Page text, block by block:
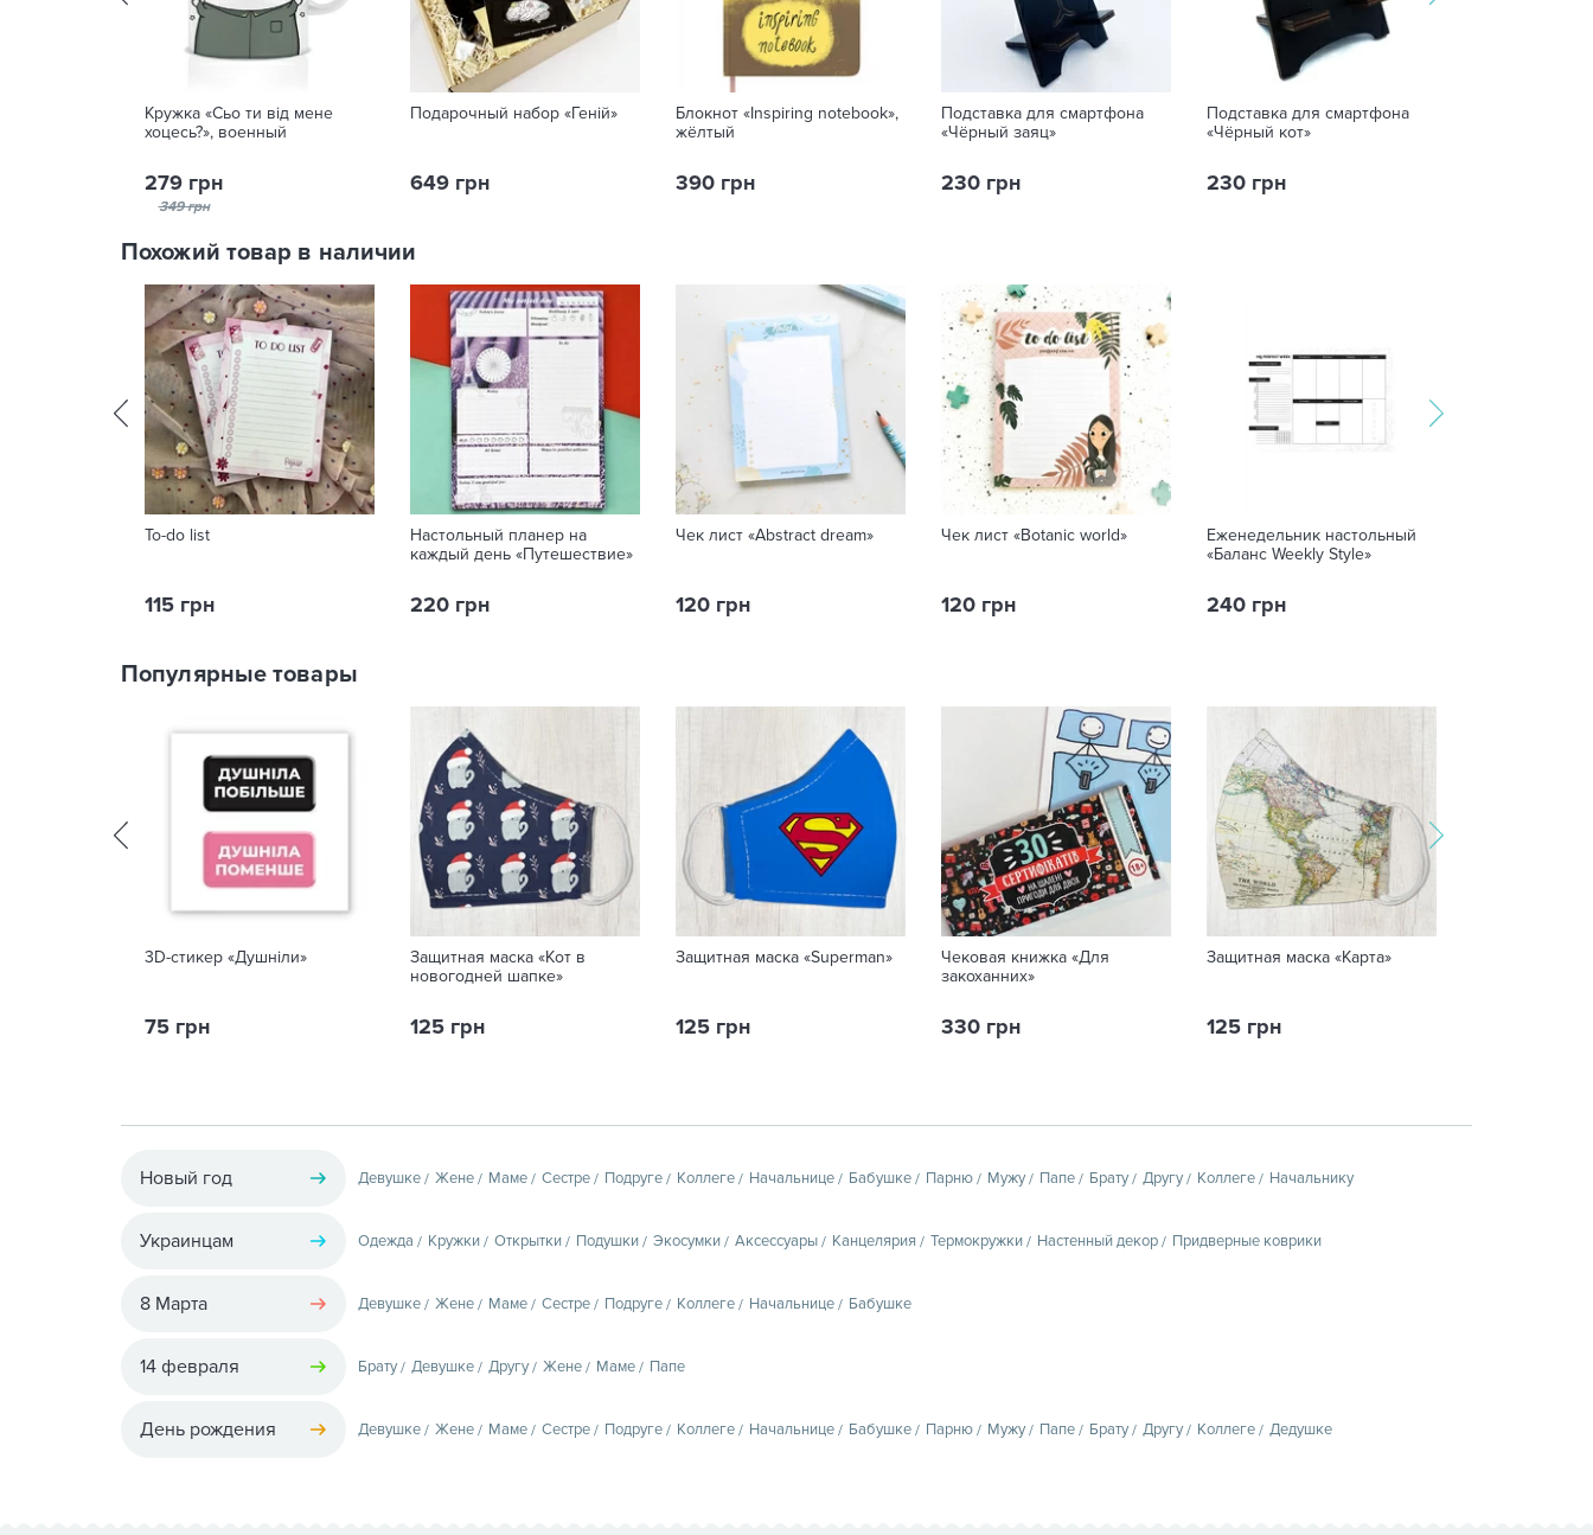
Кружка «Сьо ти від мене
хоцесь?», военный
279 грн
349 грн
Подарочный набор «Геній»
649 грн
Блокнот «Inspiring notebook»,
жёлтый
390 грн
Подставка для смартфона
«Чёрный заяц»
230 грн
Подставка для смартфона
«Чёрный кот»
230 грн
Похожий товар в наличии
To-do list
115 грн
Настольный планер на
каждый день «Путешествие»
220 грн
Чек лист «Abstract dream»
120 грн
Чек лист «Botanic world»
120 грн
Еженедельник настольный
«Баланс Weekly Style»
240 грн
Популярные товары
3D-стикер «Душніли»
75 грн
Защитная маска «Кот в
новогодней шапке»
125 грн
Защитная маска «Superman»
125 грн
Чековая книжка «Для
закоханних»
330 грн
Защитная маска «Карта»
125 грн
Новый год Девушке Жене Маме Сестре Подруге Коллеге Начальнице Бабушке Парню Мужу Папе Брату Другу Коллеге Начальнику
Украинцам Одежда Кружки Открытки Подушки Экосумки Аксессуары Канцелярия Термокружки Настенный декор Придверные коврики
8 Марта Девушке Жене Маме Сестре Подруге Коллеге Начальнице Бабушке
14 февраля Брату Девушке Другу Жене Маме Папе
День рождения Девушке Жене Маме Сестре Подруге Коллеге Начальнице Бабушке Парню Мужу Папе Брату Другу Коллеге Дедушке